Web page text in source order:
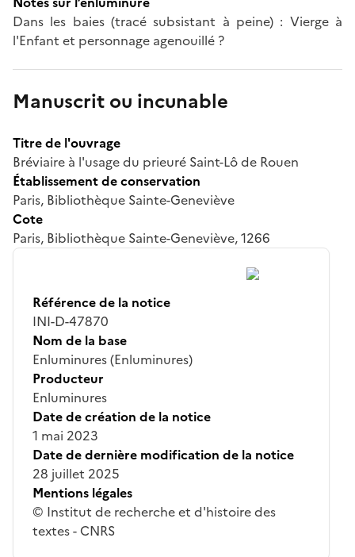
Dans les baies (tracé subsistant à peine) : Vierge à
l'Enfant et personnage agenouillé ?
Manuscrit ou incunable
Titre de l'ouvrage
Bréviaire à l'usage du prieuré Saint-Lô de Rouen
Établissement de conservation
Paris, Bibliothèque Sainte-Geneviève
Cote
Paris, Bibliothèque Sainte-Geneviève, 1266
Référence de la notice
INI-D-47870
Nom de la base
Enluminures (Enluminures)
Producteur
Enluminures
Date de création de la notice
1 mai 2023
Date de dernière modification de la notice
28 juillet 2025
Mentions légales
© Institut de recherche et d'histoire des
textes - CNRS